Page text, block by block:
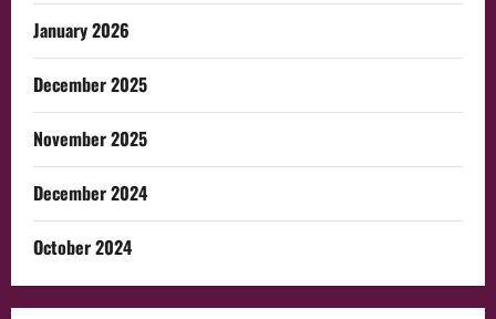
January 2026
December 2025
November 2025
December 2024
October 2024